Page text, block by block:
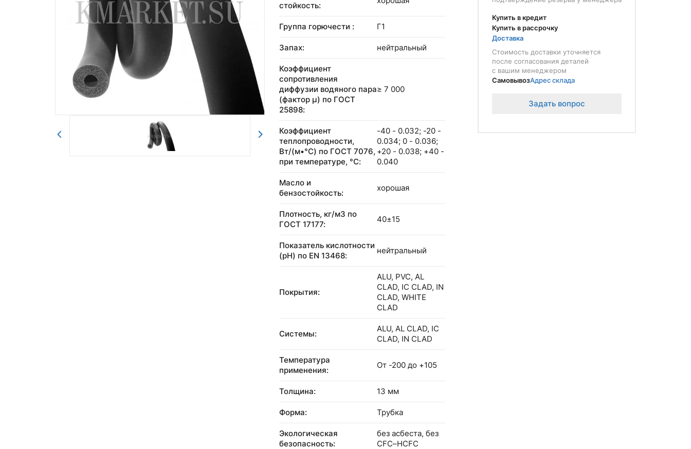
стойкость:
Группа горючести : Г1
Запах: нейтральный
Коэффициент
сопротивления
диффузии водяного пара
(фактор μ) по ГОСТ
25898:
≥ 7 000
Коэффициент
теплопроводности,
Вт/(м•°C) по ГОСТ 7076,
при температуре, °С:
-40 - 0.032; -20 -
0.034; 0 - 0.036;
+20 - 0.038; +40 -
0.040
Масло и
бензостойкость:
хорошая
Плотность, кг/м3 по
ГОСТ 17177:
40±15
Показатель кислотности
(pH) по EN 13468:
нейтральный
Покрытия:
ALU, PVC, AL
CLAD, IC CLAD, IN
CLAD, WHITE
CLAD
Системы:
ALU, AL CLAD, IC
CLAD, IN CLAD
Температура
применения:
От -200 до +105
Толщина: 13 мм
Форма: Трубка
Экологическая
безопасность:
без асбеста, без
CFC–HCFC
Купить в кредит
Купить в рассрочку
Доставка
Стоимость доставки уточняется
после согласования деталей
с вашим менеджером
СамовывозАдрес склада
Задать вопрос
Авторизоваться